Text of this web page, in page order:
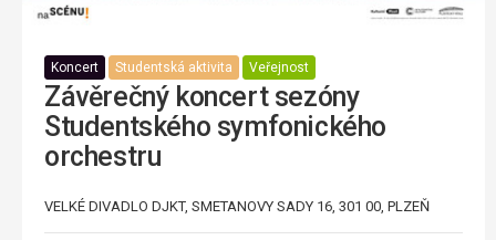
Koncert Studentská aktivita Veřejnost
Závěrečný koncert sezóny
Studentského symfonického
orchestru
VELKÉ DIVADLO DJKT, SMETANOVY SADY 16, 301 00, PLZEŇ